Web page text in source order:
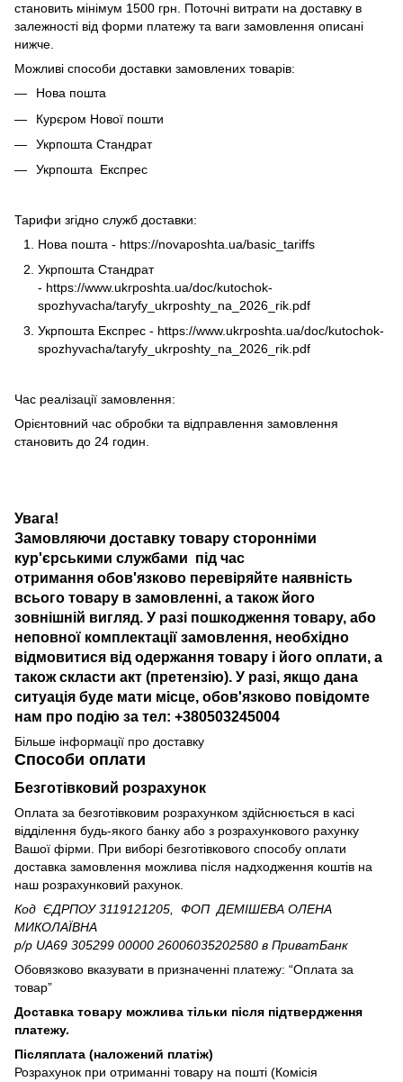
становить мінімум 1500 грн. Поточні витрати на доставку в
залежності від форми платежу та ваги замовлення описані
нижче.
Можливі способи доставки замовлених товарів:
Нова пошта
Курєром Нової пошти
Укрпошта Стандрат
Укрпошта Експрес
Тарифи згідно служб доставки:
Нова пошта - https://novaposhta.ua/basic_tariffs
Укрпошта Стандрат
- https://www.ukrposhta.ua/doc/kutochok-
spozhyvacha/taryfy_ukrposhty_na_2026_rik.pdf
Укрпошта Експрес - https://www.ukrposhta.ua/doc/kutochok-
spozhyvacha/taryfy_ukrposhty_na_2026_rik.pdf
Час реалізації замовлення:
Орієнтовний час обробки та відправлення замовлення
становить до 24 годин.
Увага!
Замовляючи доставку товару сторонніми
кур'єрськими службами під час
отримання обов'язково перевіряйте наявність
всього товару в замовленні, а також його
зовнішній вигляд. У разі пошкодження товару, або
неповної комплектації замовлення, необхідно
відмовитися від одержання товару і його оплати, а
також скласти акт (претензію). У разі, якщо дана
ситуація буде мати місце, обов'язково повідомте
нам про подію за тел: +380503245004
Більше інформації про доставку
Способи оплати
Безготівковий розрахунок
Оплата за безготівковим розрахунком здійснюється в касі
відділення будь-якого банку або з розрахункового рахунку
Вашої фірми. При виборі безготівкового способу оплати
доставка замовлення можлива після надходження коштів на
наш розрахунковий рахунок.
Код ЄДРПОУ 3119121205, ФОП ДЕМІШЕВА ОЛЕНА
МИКОЛАЇВНА
р/р UA69 305299 00000 26006035202580 в ПриватБанк
Обовязково вказувати в призначенні платежу: “Оплата за
товар”
Доставка товару можлива тільки після підтвердження
платежу.
Післяплата (наложений платіж)
Розрахунок при отриманні товару на пошті (Комісія